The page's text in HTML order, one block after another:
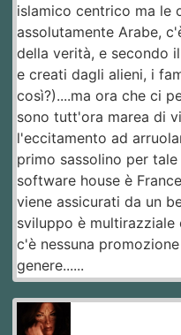
islamico centrico ma le
assolutamente Arabe,
della verità, e secondo
e creati dagli alieni, i
così?)....ma ora che ci
sono tutt'ora marea di
l'eccitamento ad
primo sassolino per
software house è
viene assicurati da un
sviluppo è
c'è nessuna
genere......